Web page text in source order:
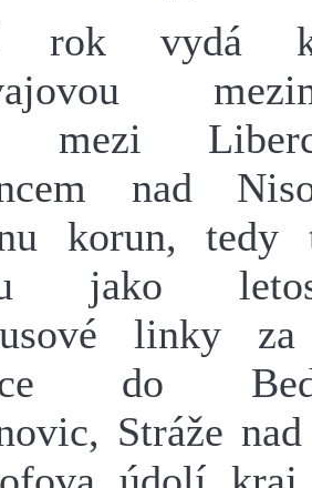
rok vydá
mezi
nad
korun, tedy
jako
linky za
do
Stráže